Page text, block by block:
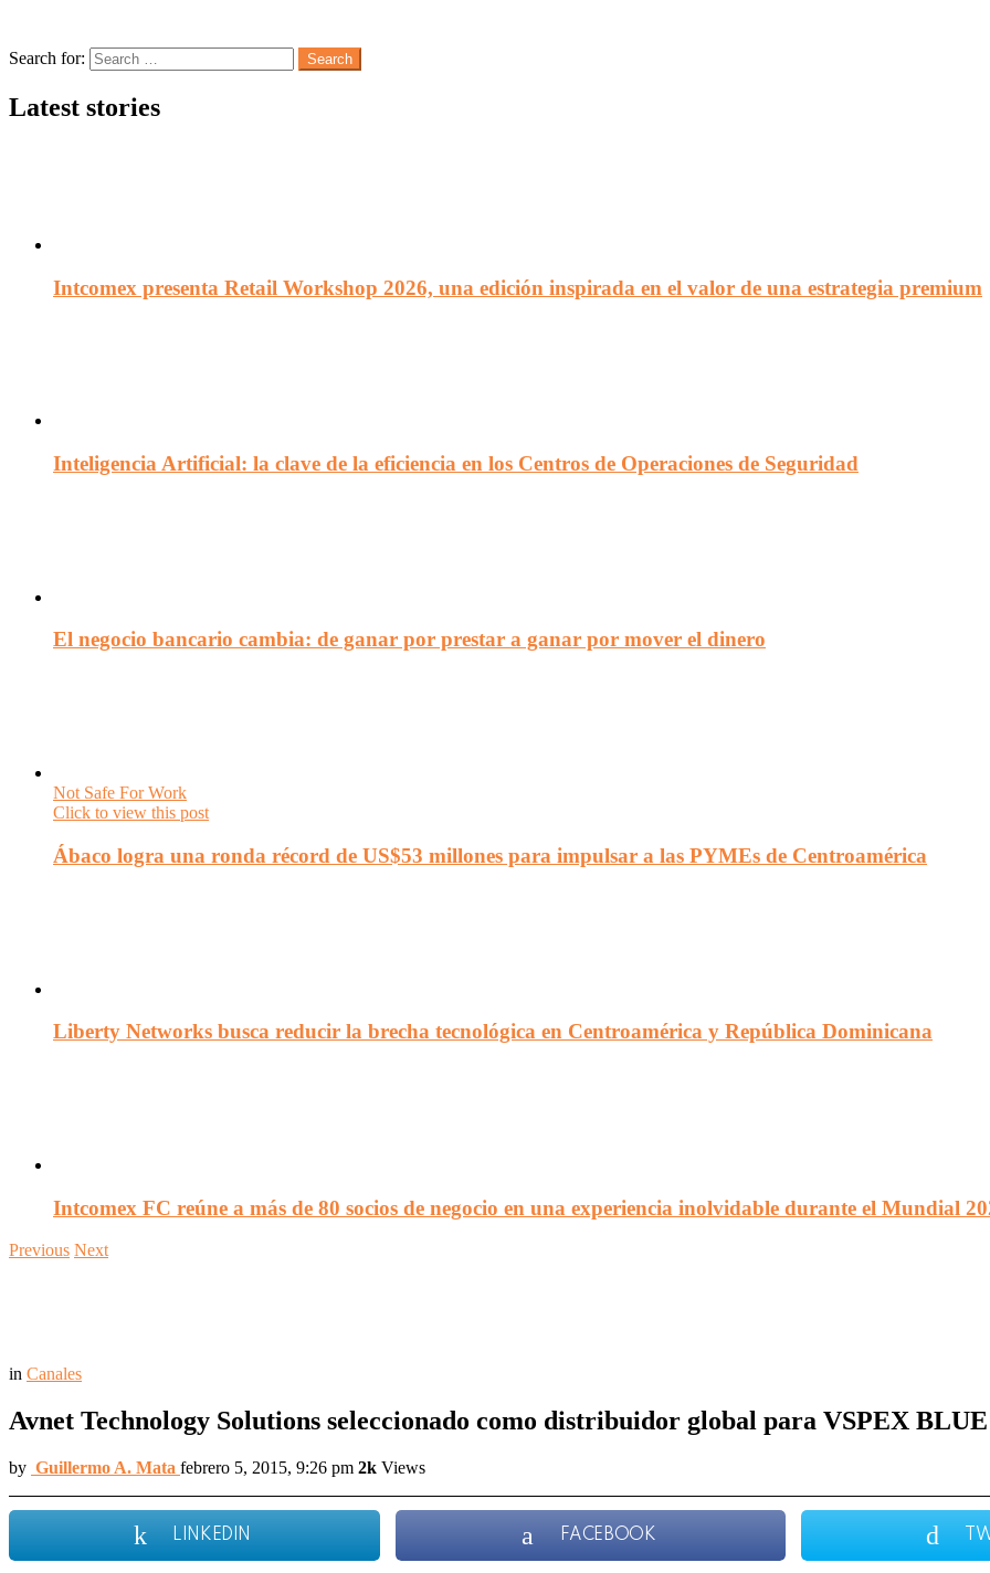
Search for:
Search
Latest stories
Intcomex presenta Retail Workshop 2026, una edición inspirada en el valor de una estrategia premium
Inteligencia Artificial: la clave de la eficiencia en los Centros de Operaciones de Seguridad
El negocio bancario cambia: de ganar por prestar a ganar por mover el dinero
Not Safe For Work
Click to view this post
Ábaco logra una ronda récord de US$53 millones para impulsar a las PYMEs de Centroamérica
Liberty Networks busca reducir la brecha tecnológica en Centroamérica y República Dominicana
Intcomex FC reúne a más de 80 socios de negocio en una experiencia inolvidable durante el Mundial
Previous Next
in Canales
Avnet Technology Solutions seleccionado como distribuidor global para VSPEX
by Guillermo A. Mata febrero 5, 2015, 9:26 pm 2k Views
LINKEDIN FACEBOOK